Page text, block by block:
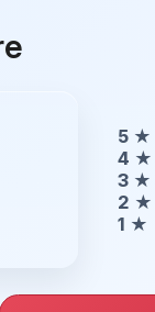
5 ★
4 ★
3 ★
2 ★
1 ★